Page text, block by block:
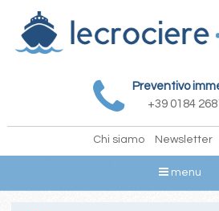
Preventivo
+39 0184
Chi siamo Newsletter
menu